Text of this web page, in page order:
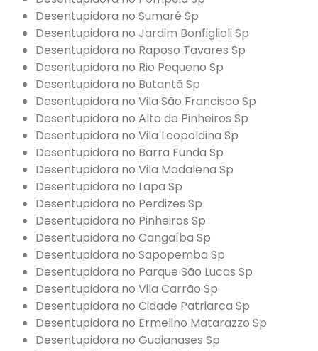
Desentupidora no Sumaré Sp
Desentupidora no Jardim Bonfiglioli Sp
Desentupidora no Raposo Tavares Sp
Desentupidora no Rio Pequeno Sp
Desentupidora no Butantã Sp
Desentupidora no Vila São Francisco Sp
Desentupidora no Alto de Pinheiros Sp
Desentupidora no Vila Leopoldina Sp
Desentupidora no Barra Funda Sp
Desentupidora no Vila Madalena Sp
Desentupidora no Lapa Sp
Desentupidora no Perdizes Sp
Desentupidora no Pinheiros Sp
Desentupidora no Cangaíba Sp
Desentupidora no Sapopemba Sp
Desentupidora no Parque São Lucas Sp
Desentupidora no Vila Carrão Sp
Desentupidora no Cidade Patriarca Sp
Desentupidora no Ermelino Matarazzo Sp
Desentupidora no Guaianases Sp